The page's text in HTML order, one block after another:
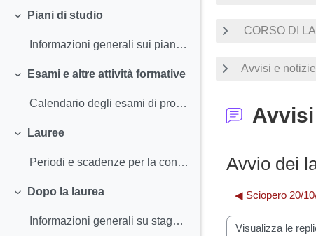
Minimizza
Piani di studio
Informazioni generali sui piani di studio Termini...
Minimizza
Esami e altre attività formative
Calendario degli esami di profitto Iscriversi agl...
Minimizza
Lauree
Periodi e scadenze per la consegna dei documentiPa...
Minimizza
Dopo la laurea
Informazioni generali su stage post lauream
CORSO DI
Avvisi e
Avvio dei
◀︎ Sciopero 20/
Modalità